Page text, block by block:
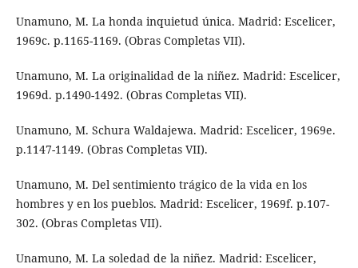
Unamuno, M. La honda inquietud única. Madrid: Escelicer,
1969c. p.1165-1169. (Obras Completas VII).
Unamuno, M. La originalidad de la niñez. Madrid: Escelicer,
1969d. p.1490-1492. (Obras Completas VII).
Unamuno, M. Schura Waldajewa. Madrid: Escelicer, 1969e.
p.1147-1149. (Obras Completas VII).
Unamuno, M. Del sentimiento trágico de la vida en los
hombres y en los pueblos. Madrid: Escelicer, 1969f. p.107-
302. (Obras Completas VII).
Unamuno, M. La soledad de la niñez. Madrid: Escelicer,